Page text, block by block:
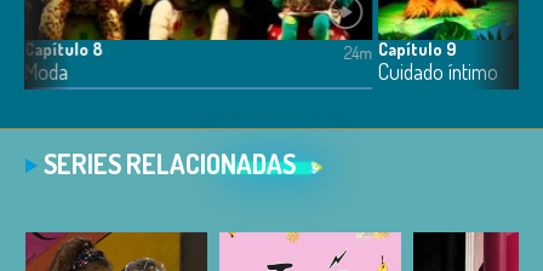
Capítulo 8
Moda
24m Capítulo 9
Cuidado íntimo
SERIES RELACIONADAS